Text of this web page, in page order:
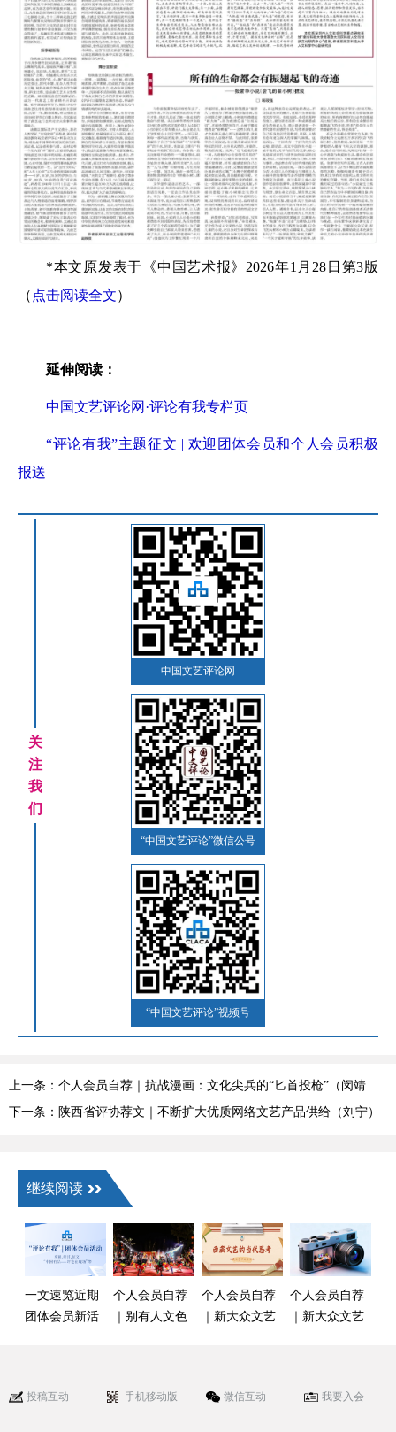
*本文原发表于《中国艺术报》2026年1月28日第3版
（ 点击阅读全文）
延伸阅读：
中国文艺评论网·评论有我专栏页
“评论有我”主题征文 | 欢迎团体会员和个人会员积极
报送
关
注
我
们
中国文艺评论网
“中国文艺评论”微信公号
“中国文艺评论”视频号
上一条：个人会员自荐｜抗战漫画：文化尖兵的“匕首投枪”（闵靖
阳）
下一条：陕西省评协荐文｜不断扩大优质网络文艺产品供给（刘宁）
继续阅读
一文速览近期
团体会员新活
个人会员自荐
｜别有人文色
径（彭伟栋）
个人会员自荐
｜新大众文艺
藏实践视角
个人会员自荐
｜新大众文艺
投稿互动 手机移动版 微信互动 我要入会